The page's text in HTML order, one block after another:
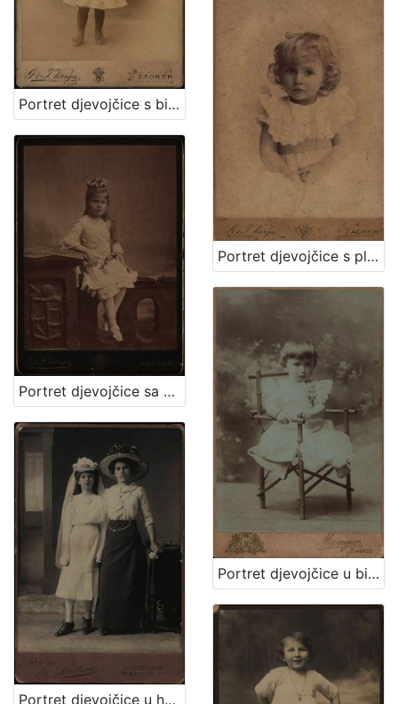
Portret djevojčice s bijelom kapom / G. & I.Varga
Portret djevojčice s plavim uvojcima / G.&I. Varga
Portret djevojčice sa cvjetnim vjenčićem / [Gjuro Varga] ; [izradio fotografski atelijer] G. & I. Varga
Portret djevojčice u bijeloj haljinici / Mosinger / [izradio] Artistički zavod Mosinger
Portret djevojčice u haljini za krizmu i žene sa šeširom s cvijećem na obodu / Atelier Rechnitzer